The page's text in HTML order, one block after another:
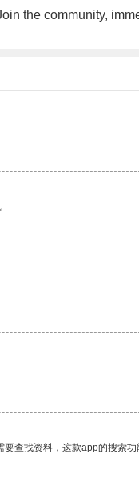
the community,
查找资料，这款app的搜索功